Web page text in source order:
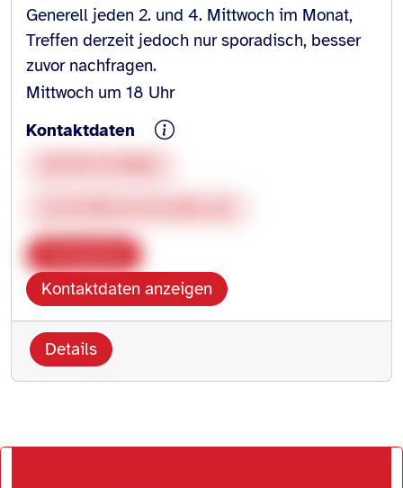
Generell jeden 2. und 4. Mittwoch im Monat,
Treffen derzeit jedoch nur sporadisch, besser
zuvor nachfragen.
Mittwoch um 18 Uhr
Kontaktdaten
Kontaktdaten anzeigen
Details